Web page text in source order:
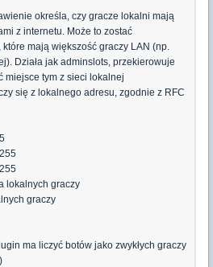
określa, czy gracze lokalni mają
z internetu. Może to zostać
mają większość graczy LAN (np.
Działa jak adminslots, przekierowuje
miejsce tym z sieci lokalnej
się z lokalnego adresu, zgodnie z RFC
lokalnych graczy
graczy
ma liczyć botów jako zwykłych graczy